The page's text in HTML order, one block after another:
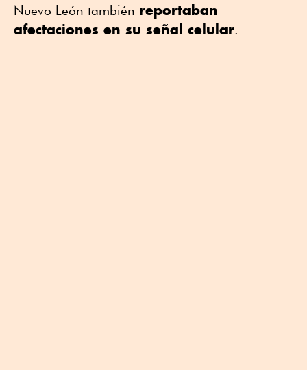
Nuevo León también reportaban
afectaciones en su señal celular.